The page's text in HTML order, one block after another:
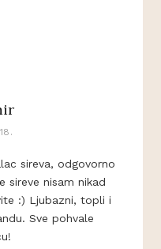
sireva, odgovorno
sireve nisam nikad
:) Ljubazni, topli i
Sve pohvale